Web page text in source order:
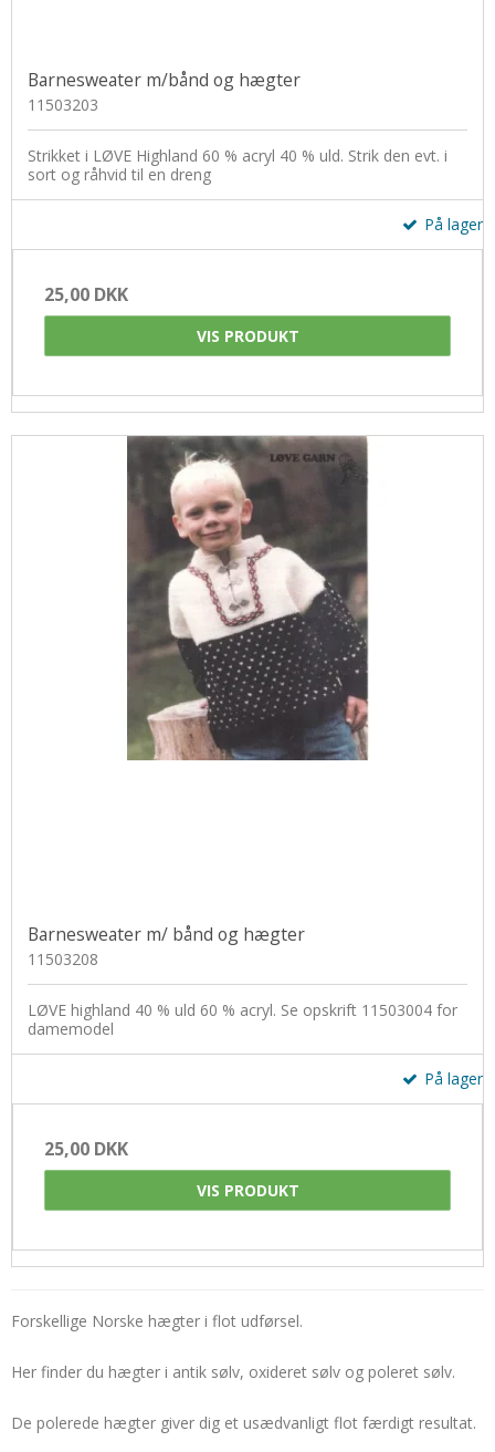
Barnesweater m/bånd og hægter
11503203
Strikket i LØVE Highland 60 % acryl 40 % uld. Strik den evt. i
sort og råhvid til en dreng
På lager
25,00 DKK
VIS PRODUKT
Barnesweater m/ bånd og hægter
11503208
LØVE highland 40 % uld 60 % acryl. Se opskrift 11503004 for
damemodel
På lager
25,00 DKK
VIS PRODUKT
Forskellige Norske hægter i flot udførsel.
Her finder du hægter i antik sølv, oxideret sølv og poleret sølv.
De polerede hægter giver dig et usædvanligt flot færdigt resultat.